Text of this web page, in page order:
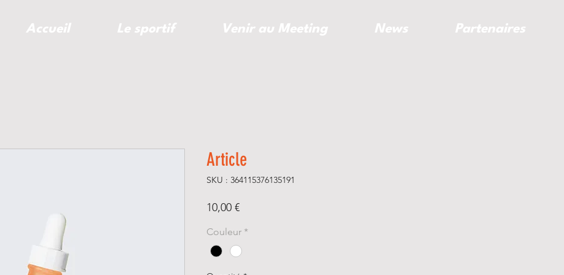
Accueil Le sportif Venir au Meeting News Partenaires
Article
SKU : 364115376135191
10,00 €Prix
Couleur *